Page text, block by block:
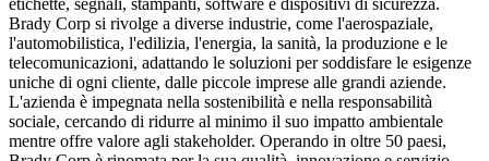
Brady Corp si rivolge a diverse industrie, come l'aerospaziale,
l'automobilistica, l'edilizia, l'energia, la sanità, la produzione e le
telecomunicazioni, adattando le soluzioni per soddisfare le esigenze
uniche di ogni cliente, dalle piccole imprese alle grandi aziende.
L'azienda è impegnata nella sostenibilità e nella responsabilità
sociale, cercando di ridurre al minimo il suo impatto ambientale
mentre offre valore agli stakeholder. Operando in oltre 50 paesi,